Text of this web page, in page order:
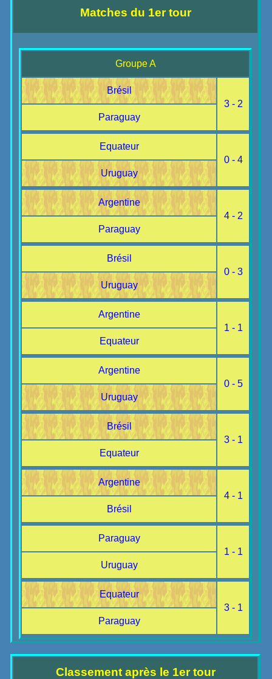
Matches du 1er tour
Groupe A
Brésil
3 - 2
Paraguay
Equateur
0 - 4
Uruguay
Argentine
4 - 2
Paraguay
Brésil
0 - 3
Uruguay
Argentine
1 - 1
Equateur
Argentine
0 - 5
Uruguay
Brésil
3 - 1
Equateur
Argentine
4 - 1
Brésil
Paraguay
1 - 1
Uruguay
Equateur
3 - 1
Paraguay
Classement après le 1er tour